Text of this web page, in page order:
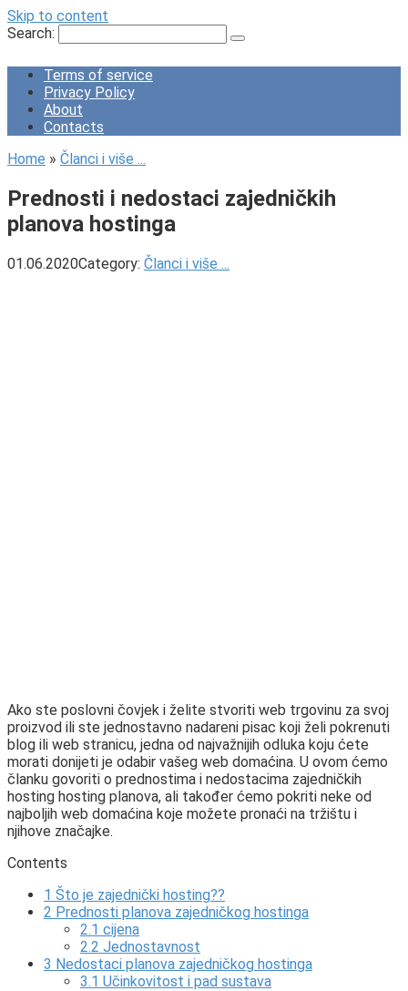
Skip to content
Search:
Terms of service
Privacy Policy
About
Contacts
Home » Članci i više ...
Prednosti i nedostaci zajedničkih
planova hostinga
01.06.2020Category: Članci i više ...
Ako ste poslovni čovjek i želite stvoriti web trgovinu za svoj
proizvod ili ste jednostavno nadareni pisac koji želi pokrenuti
blog ili web stranicu, jedna od najvažnijih odluka koju ćete
morati donijeti je odabir vašeg web domaćina. U ovom ćemo
članku govoriti o prednostima i nedostacima zajedničkih
hosting hosting planova, ali također ćemo pokriti neke od
najboljih web domaćina koje možete pronaći na tržištu i
njihove značajke.
Contents
1 Što je zajednički hosting??
2 Prednosti planova zajedničkog hostinga
2.1 cijena
2.2 Jednostavnost
3 Nedostaci planova zajedničkog hostinga
3.1 Učinkovitost i pad sustava